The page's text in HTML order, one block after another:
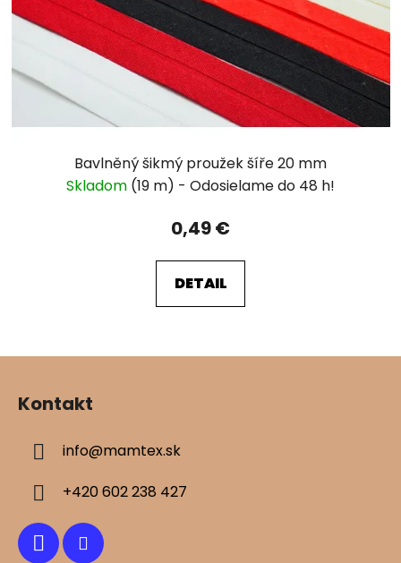
Bavlněný šikmý proužek šíře 20 mm
Skladom (19 m)
0,49 €
DETAIL
Kontakt
info@mamtex.sk
+420 602 238 427